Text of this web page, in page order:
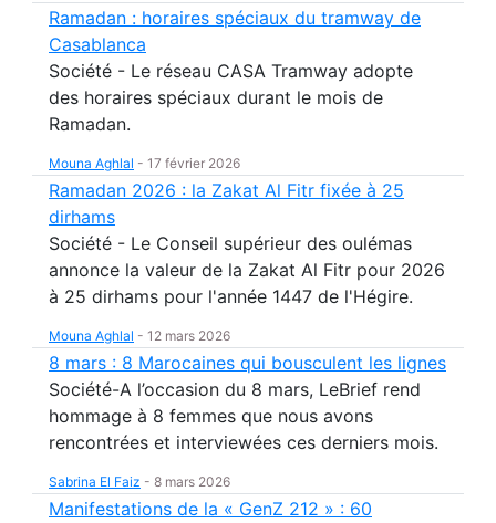
Ramadan : horaires spéciaux du tramway de
Casablanca
Société - Le réseau CASA Tramway adopte
des horaires spéciaux durant le mois de
Ramadan.
Mouna Aghlal - 17 février 2026
Ramadan 2026 : la Zakat Al Fitr fixée à 25
dirhams
Société - Le Conseil supérieur des oulémas
annonce la valeur de la Zakat Al Fitr pour 2026
à 25 dirhams pour l'année 1447 de l'Hégire.
Mouna Aghlal - 12 mars 2026
8 mars : 8 Marocaines qui bousculent les lignes
Société-A l’occasion du 8 mars, LeBrief rend
hommage à 8 femmes que nous avons
rencontrées et interviewées ces derniers mois.
Sabrina El Faiz - 8 mars 2026
Manifestations de la « GenZ 212 » : 60